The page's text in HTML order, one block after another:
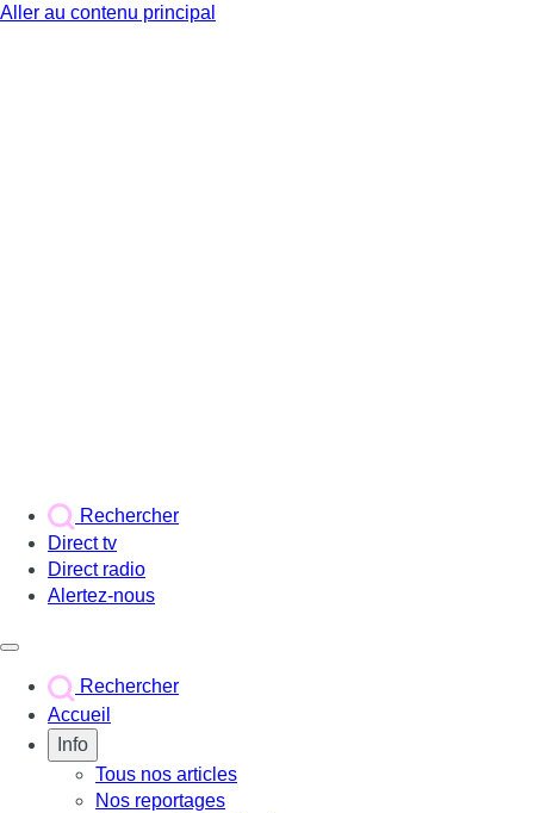
Aller au contenu principal
Rechercher
Direct tv
Direct radio
Alertez-nous
Rechercher
Accueil
Info
Tous nos articles
Nos reportages